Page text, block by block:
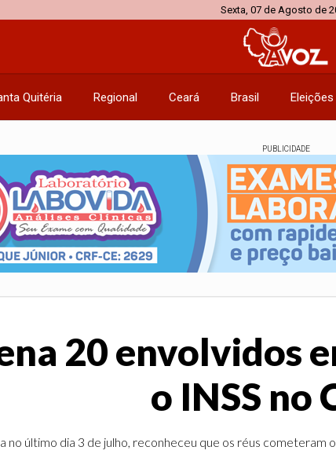
Sexta, 07 de Agosto de
Quitéria Regional Ceará Brasil Eleições
PUBLICIDADE
20 envolvidos
o INSS no
no último dia 3 de julho, reconheceu que os réus